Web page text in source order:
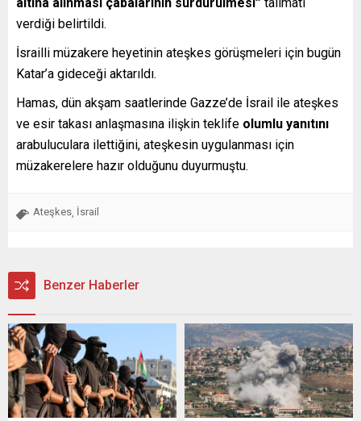
verdiği belirtildi.
İsrailli müzakere heyetinin ateşkes görüşmeleri için bugün
Katar’a gideceği aktarıldı.
Hamas, dün akşam saatlerinde Gazze’de İsrail ile ateşkes
ve esir takası anlaşmasına ilişkin teklife olumlu yanıtını
arabuluculara ilettiğini, ateşkesin uygulanması için
müzakerelere hazır olduğunu duyurmuştu.
Ateşkes İsrail
Benzer Haberler